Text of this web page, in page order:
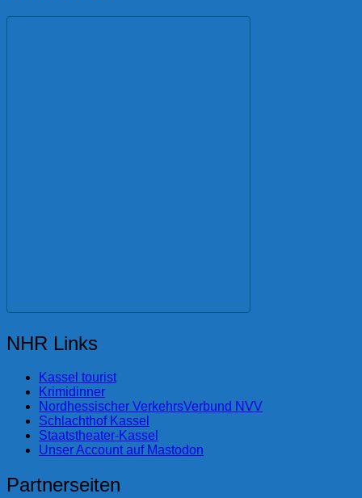
NHR Links
Kassel tourist
Krimidinner
Nordhessischer VerkehrsVerbund NVV
Schlachthof Kassel
Staatstheater-Kassel
Unser Account auf Mastodon
Partnerseiten